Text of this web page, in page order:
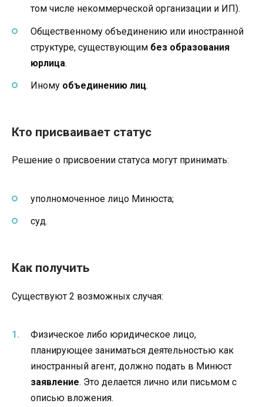
том числе некоммерческой организации и ИП).
Общественному объединению или иностранной
структуре, существующим без образования
юрлица.
Иному объединению лиц.
Кто присваивает статус
Решение о присвоении статуса могут принимать:
уполномоченное лицо Минюста;
суд.
Как получить
Существуют 2 возможных случая:
Физическое либо юридическое лицо,
планирующее заниматься деятельностью как
иностранный агент, должно подать в Минюст
заявление. Это делается лично или письмом с
описью вложения.